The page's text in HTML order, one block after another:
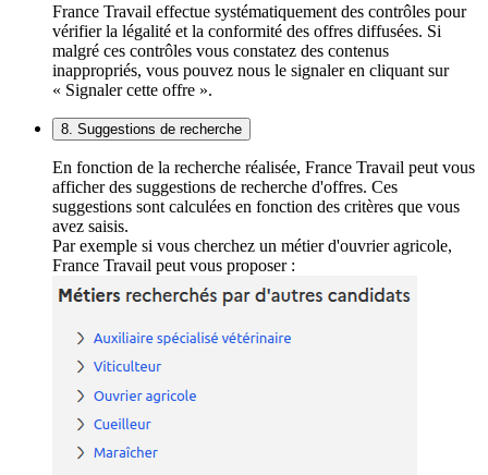
France Travail effectue systématiquement des contrôles pour
vérifier la légalité et la conformité des offres diffusées. Si
malgré ces contrôles vous constatez des contenus
inappropriés, vous pouvez nous le signaler en cliquant sur
« Signaler cette offre ».
8. Suggestions de recherche
En fonction de la recherche réalisée, France Travail peut vous
afficher des suggestions de recherche d'offres. Ces
suggestions sont calculées en fonction des critères que vous
avez saisis.
Par exemple si vous cherchez un métier d'ouvrier agricole,
France Travail peut vous proposer :